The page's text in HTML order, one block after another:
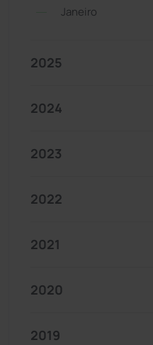
Janeiro
2025
2024
2023
2022
2021
2020
2019